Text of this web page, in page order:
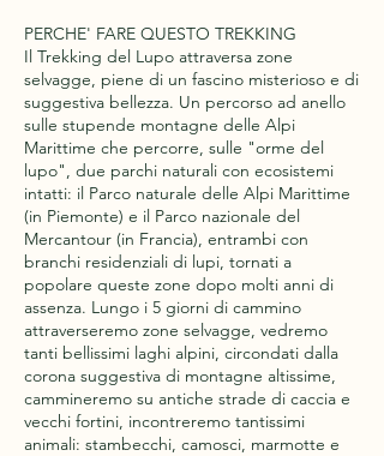
PERCHE' FARE QUESTO TREKKING
Il Trekking del Lupo attraversa zone
selvagge, piene di un fascino misterioso e di
suggestiva bellezza. Un percorso ad anello
sulle stupende montagne delle Alpi
Marittime che percorre, sulle "orme del
lupo", due parchi naturali con ecosistemi
intatti: il Parco naturale delle Alpi Marittime
(in Piemonte) e il Parco nazionale del
Mercantour (in Francia), entrambi con
branchi residenziali di lupi, tornati a
popolare queste zone dopo molti anni di
assenza. Lungo i 5 giorni di cammino
attraverseremo zone selvagge, vedremo
tanti bellissimi laghi alpini, circondati dalla
corona suggestiva di montagne altissime,
cammineremo su antiche strade di caccia e
vecchi fortini, incontreremo tantissimi
animali: stambecchi, camosci, marmotte e